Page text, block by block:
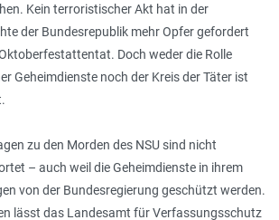
Kein terroristischer Akt hat in der
der Bundesrepublik mehr Opfer gefordert
Doch weder die Rolle
Geheimdienste noch der Kreis der Täter ist
zu den Morden des NSU sind nicht
– auch weil die Geheimdienste in ihrem
von der Bundesregierung geschützt werden.
lässt das Landesamt für Verfassungsschutz